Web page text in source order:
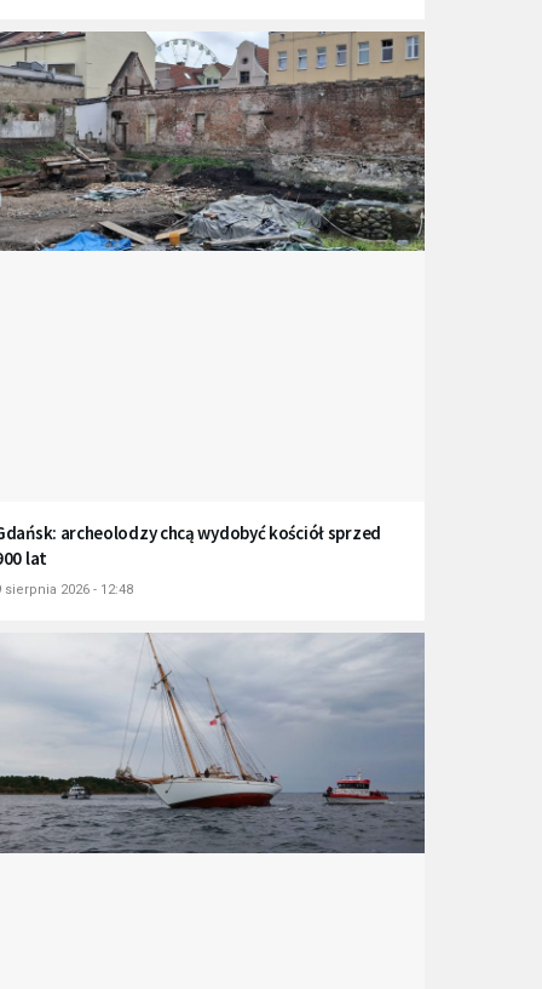
archeolodzy chcą wydobyć kościół sprzed
lat
sierpnia 2026 - 12:48